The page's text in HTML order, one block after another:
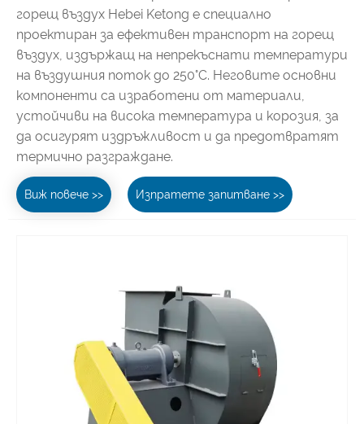
горещ въздух Hebei Ketong е специално
проектиран за ефективен транспорт на горещ
въздух, издържащ на непрекъснати температури
на въздушния поток до 250°C. Неговите основни
компоненти са изработени от материали,
устойчиви на висока температура и корозия, за
да осигурят издръжливост и да предотвратят
термично разграждане.
Виж повече >> Изпратете запитване >>